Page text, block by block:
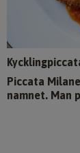
Piccata
namnet. Man